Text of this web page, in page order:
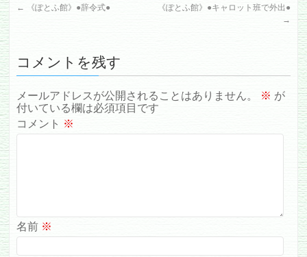
← 《ぽとふ館》●辞令式●
《ぽとふ館》●キャロット班で外出●
→
コメントを残す
メールアドレスが公開されることはありません。 ※ が
付いている欄は必須項目です
コメント ※
名前 ※